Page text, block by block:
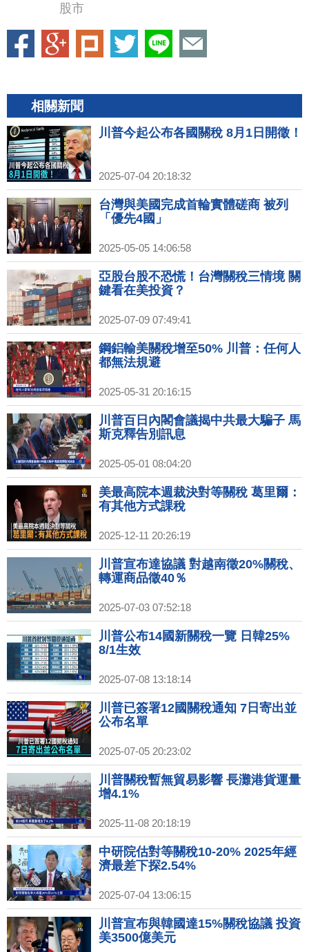
股市
相關新聞
川普今起公布各國關稅 8月1日開徵！
2025-07-04 20:18:32
台灣與美國完成首輪實體磋商 被列
「優先4國」
2025-05-05 14:06:58
亞股台股不恐慌！台灣關稅三情境 關
鍵看在美投資？
2025-07-09 07:49:41
鋼鋁輸美關稅增至50% 川普：任何人
都無法規避
2025-05-31 20:16:15
川普百日內閣會議揭中共最大騙子 馬
斯克釋告別訊息
2025-05-01 08:04:20
美最高院本週裁決對等關稅 葛里爾：
有其他方式課稅
2025-12-11 20:26:19
川普宣布達協議 對越南徵20%關稅、
轉運商品徵40％
2025-07-03 07:52:18
川普公布14國新關稅一覽 日韓25%
8/1生效
2025-07-08 13:18:14
川普已簽署12國關稅通知 7日寄出並
公布名單
2025-07-05 20:23:02
川普關稅暫無貿易影響 長灘港貨運量
增4.1%
2025-11-08 20:18:19
中研院估對等關稅10-20% 2025年經
濟最差下探2.54%
2025-07-04 13:06:15
川普宣布與韓國達15%關稅協議 投資
美3500億美元